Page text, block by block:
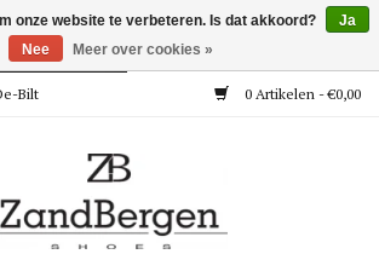
Bilt 0 Artikelen - €0,00
onze website te verbeteren. Is dat akkoord?
Ja
Nee
Meer over cookies »